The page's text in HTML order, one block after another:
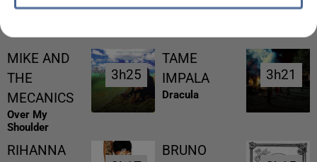
MIKE AND
THE
MECANICS
Over My
Shoulder
3h25
3h25
TAME
IMPALA
Dracula
3h21
3h21
RIHANNA
BRUNO